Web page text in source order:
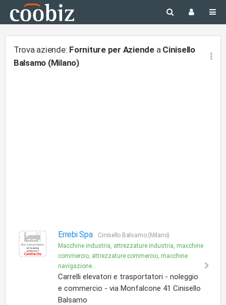
Trova aziende: Forniture per Aziendea Cinisello
Balsamo (Milano)
Errebi Spa
Cinisello Balsamo (Milano)
Macchine industria, attrezzature industria, macchine
commercio, attrezzature commercio, macchine
navigazione...
Carrelli elevatori e trasportatori - noleggio
e commercio - via Monfalcone 41 Cinisello
Balsamo